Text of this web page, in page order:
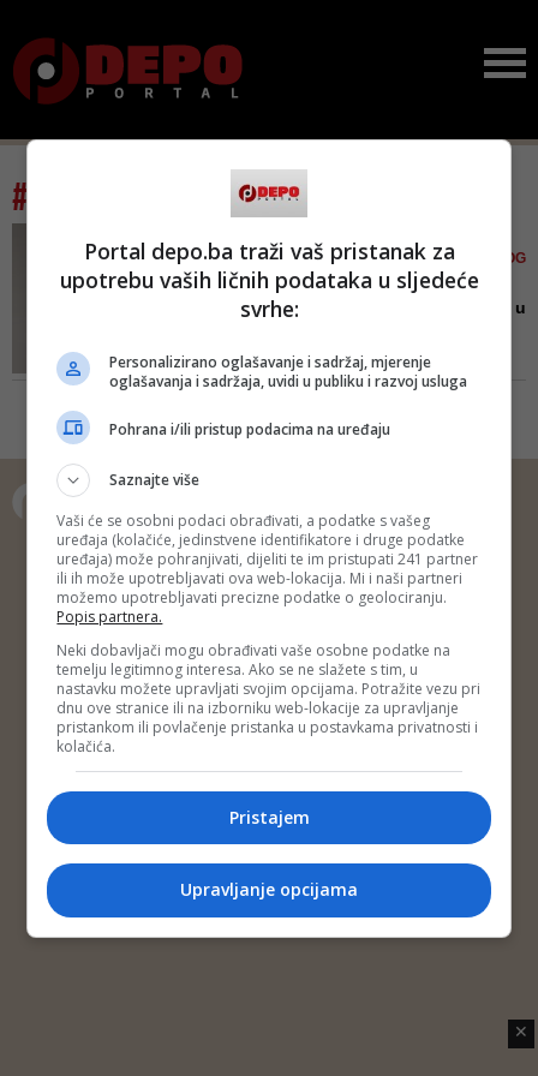
#tag: cazinska krajina
PROČITAN ISKAZ PREMINULOG
SVJEDOKA
'Zarobljen sam i odveden u
Dušan Pilipović, preminuli
svjedok Tužilaštva BiH, izjavio je
vojni hangar, u kojem je boravilo
Copyright © 2014 Depo Portal
Impressum
Kontakt Marketing
Privatnost korisnika
O nama
✕
Portal depo.ba traži vaš pristanak za
upotrebu vaših ličnih podataka u sljedeće
svrhe:
Personalizirano oglašavanje i sadržaj, mjerenje
oglašavanja i sadržaja, uvidi u publiku i razvoj usluga
Pohrana i/ili pristup podacima na uređaju
Saznajte više
Vaši će se osobni podaci obrađivati, a podatke s vašeg
uređaja (kolačiće, jedinstvene identifikatore i druge podatke
uređaja) može pohranjivati, dijeliti te im pristupati 241 partner
ili ih može upotrebljavati ova web-lokacija. Mi i naši partneri
možemo upotrebljavati precizne podatke o geolociranju.
Popis partnera.
Neki dobavljači mogu obrađivati vaše osobne podatke na
temelju legitimnog interesa. Ako se ne slažete s tim, u
nastavku možete upravljati svojim opcijama. Potražite vezu pri
dnu ove stranice ili na izborniku web-lokacije za upravljanje
pristankom ili povlačenje pristanka u postavkama privatnosti i
kolačića.
Pristajem
Upravljanje opcijama